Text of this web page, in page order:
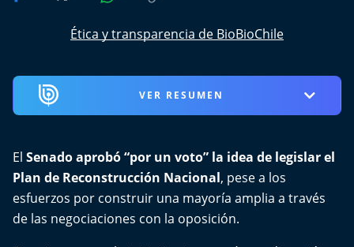
Más de 100 Días
Efemérides
Del Fin del Mundo
Deportes
Ética y transparencia de BioBioChile
VER RESUMEN
El Senado aprobó “por un voto” la idea de legislar el
Plan de Reconstrucción Nacional, pese a los
esfuerzos por construir una mayoría amplia a través
de las negociaciones con la oposición.